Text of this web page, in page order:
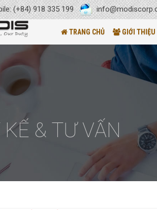
(+84) 918 335 199
TRANG CHỦ GIỚI THIỆU
& TƯ VẤN